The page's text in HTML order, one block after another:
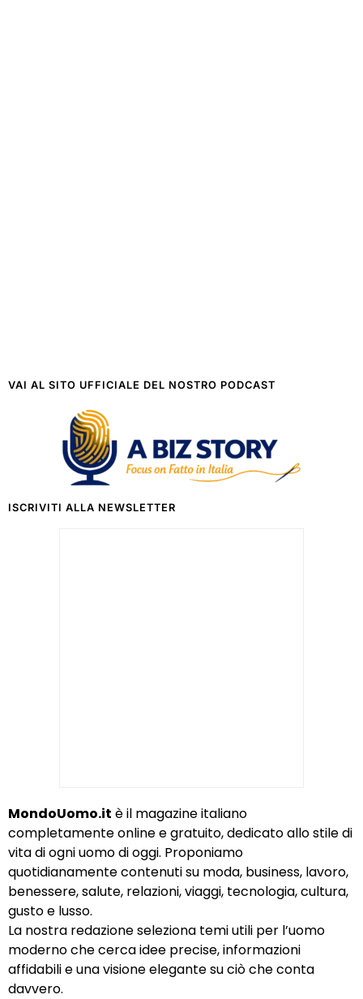
VAI AL SITO UFFICIALE DEL NOSTRO PODCAST
ISCRIVITI ALLA NEWSLETTER
MondoUomo.it è il magazine italiano
completamente online e gratuito, dedicato allo stile di
vita di ogni uomo di oggi. Proponiamo
quotidianamente contenuti su moda, business, lavoro,
benessere, salute, relazioni, viaggi, tecnologia, cultura,
gusto e lusso.
La nostra redazione seleziona temi utili per l’uomo
moderno che cerca idee precise, informazioni
affidabili e una visione elegante su ciò che conta
davvero.